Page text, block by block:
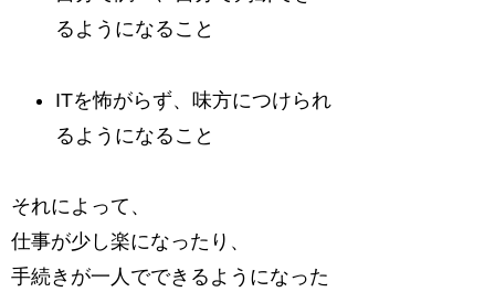
るようになること
ITを怖がらず、味方につけられ
るようになること
それによって、
仕事が少し楽になったり、
手続きが一人でできるようになった